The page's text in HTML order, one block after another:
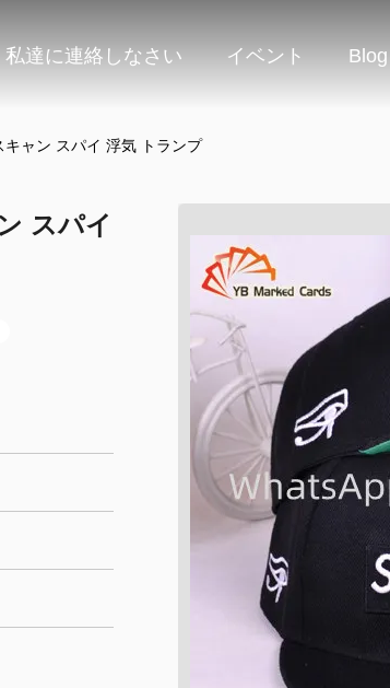
私達に連絡しなさい イベント Blog
ャン スパイ 浮気 トランプ
スパイ